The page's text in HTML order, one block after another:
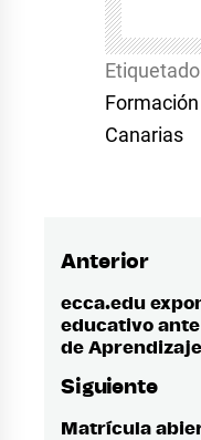
Canarias
de
entradas
Anterior
Entrada
anterior:
ecca.edu
educativo
de Aprendizaje
Siguiente
Entrada
Matrícula